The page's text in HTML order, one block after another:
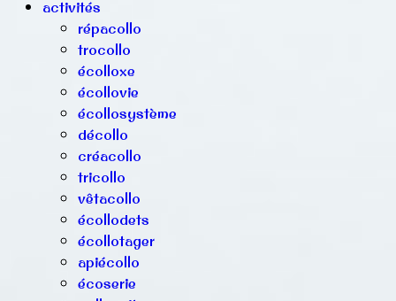
activités
répacollo
trocollo
écolloxe
écollovie
écollosystème
décollo
créacollo
tricollo
vêtacollo
écollodets
écollotager
apiécollo
écoserie